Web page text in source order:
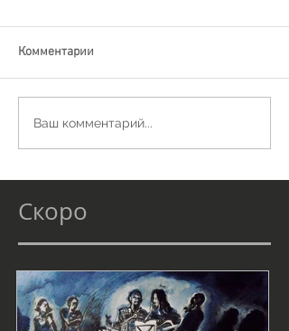
Комментарии
Ваш комментарий...
Скоро